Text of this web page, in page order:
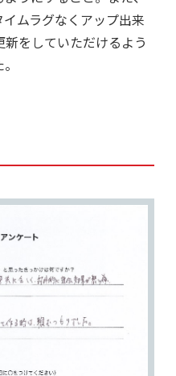
ムラグなくアップ出来
をしていただけるよう